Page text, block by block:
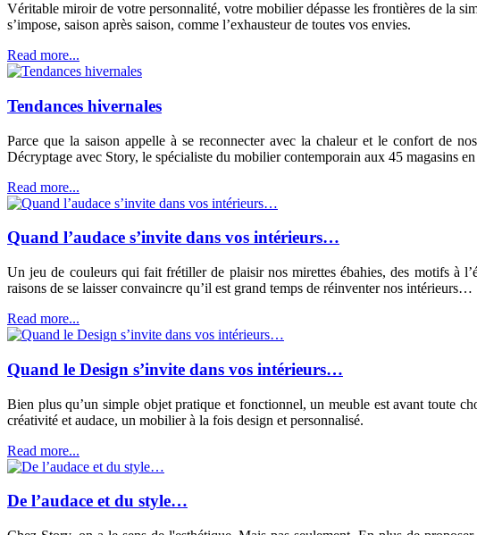
Véritable miroir de votre personnalité, votre mobilier dépasse les frontières de la
s’impose, saison après saison, comme l’exhausteur de toutes vos envies.
Read more...
Tendances hivernales
Parce que la saison appelle à se reconnecter avec la chaleur et le confort de
Décryptage avec Story, le spécialiste du mobilier contemporain aux 45 magasins
Read more...
Quand l’audace s’invite dans vos intérieurs…
Un jeu de couleurs qui fait frétiller de plaisir nos mirettes ébahies, des motifs à
raisons de se laisser convaincre qu’il est grand temps de réinventer nos intérieurs…
Read more...
Quand le Design s’invite dans vos intérieurs…
Bien plus qu’un simple objet pratique et fonctionnel, un meuble est avant toute
créativité et audace, un mobilier à la fois design et personnalisé.
Read more...
De l’audace et du style…